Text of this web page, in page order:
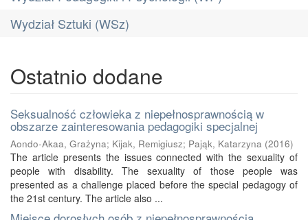
Wydział Sztuki (WSz)
Ostatnio dodane
Seksualność człowieka z niepełnosprawnością w
obszarze zainteresowania pedagogiki specjalnej
Aondo-Akaa, Grażyna; Kijak, Remigiusz; Pająk, Katarzyna (2016)
The article presents the issues connected with the sexuality of
people with disability. The sexuality of those people was
presented as a challenge placed before the special pedagogy of
the 21st century. The article also ...